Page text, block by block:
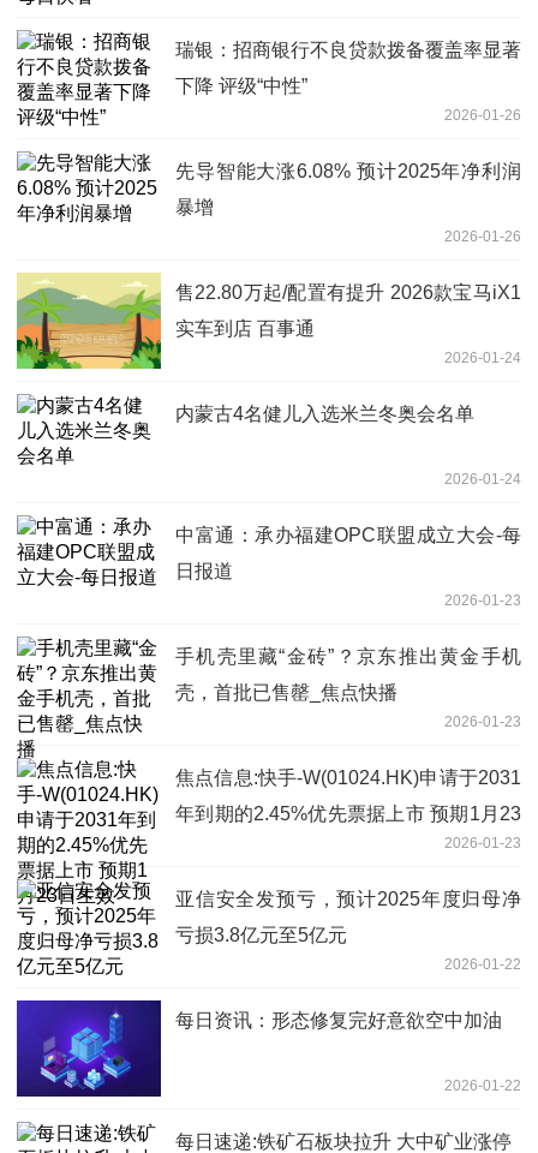
瑞银：招商银行不良贷款拨备覆盖率显著
下降 评级“中性”
2026-01-26
先导智能大涨6.08% 预计2025年净利润
暴增
2026-01-26
售22.80万起/配置有提升 2026款宝马iX1
实车到店 百事通
2026-01-24
内蒙古4名健儿入选米兰冬奥会名单
2026-01-24
中富通：承办福建OPC联盟成立大会-每
日报道
2026-01-23
手机壳里藏“金砖”？京东推出黄金手机
壳，首批已售罄_焦点快播
2026-01-23
焦点信息:快手-W(01024.HK)申请于2031
年到期的2.45%优先票据上市 预期1月23
2026-01-23
亚信安全发预亏，预计2025年度归母净
亏损3.8亿元至5亿元
2026-01-22
每日资讯：形态修复完好意欲空中加油
2026-01-22
每日速递:铁矿石板块拉升 大中矿业涨停